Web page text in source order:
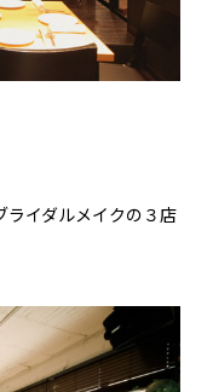
ライダルメイクの３店